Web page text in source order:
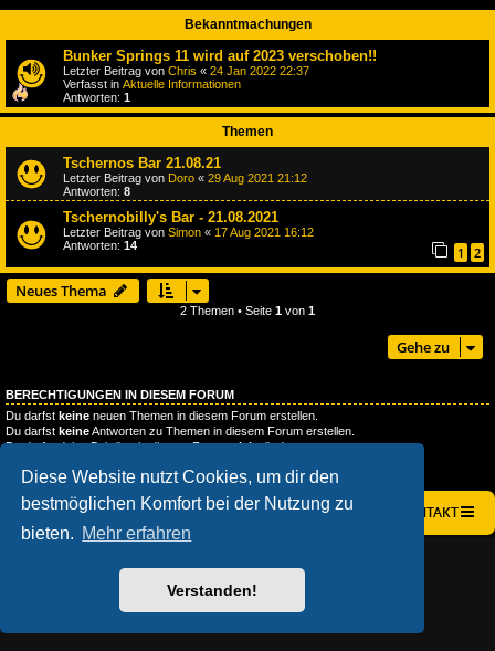
Diese Website nutzt Cookies, um dir den
bestmöglichen Komfort bei der Nutzung zu
bieten. Mehr erfahren
Verstanden!
Bekanntmachungen
Bunker Springs 11 wird auf 2023 verschoben!!
Letzter Beitrag von Chris « 24 Jan 2022 22:37
Verfasst in Aktuelle Informationen
Antworten: 1
Themen
Tschernos Bar 21.08.21
Letzter Beitrag von Doro « 29 Aug 2021 21:12
Antworten: 8
Tschernobilly's Bar - 21.08.2021
Letzter Beitrag von Simon « 17 Aug 2021 16:12
Antworten: 14 1 2
Neues Thema
2 Themen • Seite 1 von 1
Gehe zu
BERECHTIGUNGEN IN DIESEM FORUM
Du darfst keine neuen Themen in diesem Forum erstellen.
Du darfst keineAntworten zu Themen in diesem Forum erstellen.
Du darfst deine Beiträge in diesem Forumnichtändern.
Du darfstkeineDateianhänge in diesem Forum erstellen.
STARTSEITE FOREN-ÜBERSICHT KONTAKT
POWERED BYPHPBB® FORUM SOFTWARE © PHPBB LIMITED
DEUTSCHE ÜBERSETZUNG DURCH
DATENSCHUTZ|NUTZUNGSBEDINGUNGEN